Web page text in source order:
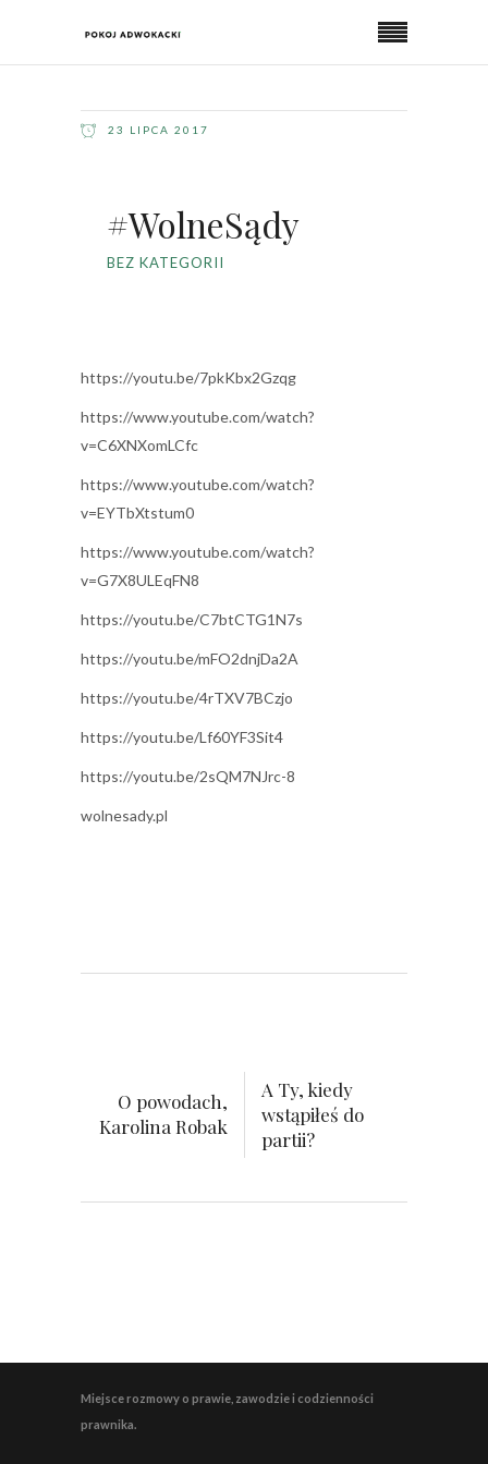
23 LIPCA 2017
#WolneSądy
BEZ KATEGORII
https://youtu.be/7pkKbx2Gzqg
https://www.youtube.com/watch?
v=C6XNXomLCfc
https://www.youtube.com/watch?
v=EYTbXtstum0
https://www.youtube.com/watch?
v=G7X8ULEqFN8
https://youtu.be/C7btCTG1N7s
https://youtu.be/mFO2dnjDa2A
https://youtu.be/4rTXV7BCzjo
https://youtu.be/Lf60YF3Sit4
https://youtu.be/2sQM7NJrc-8
wolnesady.pl
O powodach,
Karolina Robak
A Ty, kiedy
wstąpiłeś do
partii?
Miejsce rozmowy o prawie, zawodzie i codzienności
prawnika.